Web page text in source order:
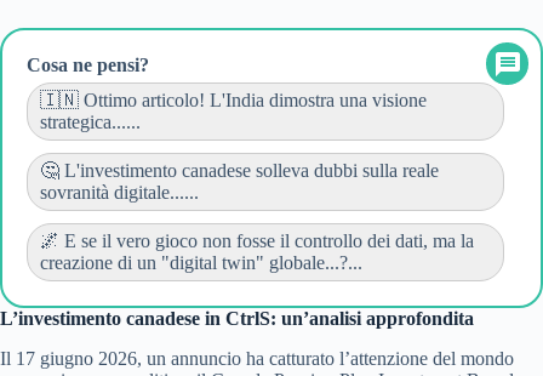
Cosa ne pensi?
🇮🇳 Ottimo articolo! L'India dimostra una visione
strategica......
🤔 L'investimento canadese solleva dubbi sulla reale
sovranità digitale......
🌌 E se il vero gioco non fosse il controllo dei dati, ma la
creazione di un "digital twin" globale...?...
L’investimento canadese in CtrlS: un’analisi approfondita
Il 17 giugno 2026, un annuncio ha catturato l’attenzione del mondo